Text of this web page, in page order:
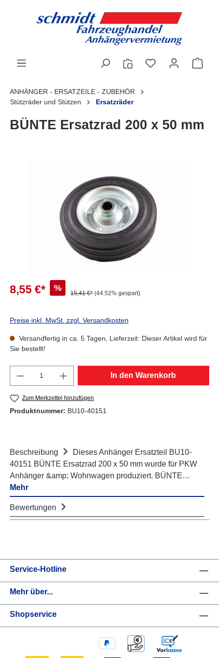
ANHÄNGER - ERSATZEILE - ZUBEHÖR
Stützräder und Stützen
Ersatzräder
BÜNTE Ersatzrad 200 x 50 mm
8,55 €* %
15,41 €* (44.52% gespart)
Preise inkl. MwSt. zzgl. Versandkosten
Versandfertig in ca. 5 Tagen, Lieferzeit: Dieser Artikel wird für
Sie bestellt!
Produkt Anzahl: Gib den gewünschten
In den Warenkorb
Zum Merkzettel hinzufügen
Produktnummer: BU10-40151
Beschreibung
Dieses Anhänger Ersatzteil BU10-
40151 BÜNTE Ersatzrad 200 x 50 mm wurde für PKW
Anhänger &amp; Wohnwagen produziert. BÜNTE…
Mehr
Bewertungen
Service-Hotline
Mehr über...
Shopservice